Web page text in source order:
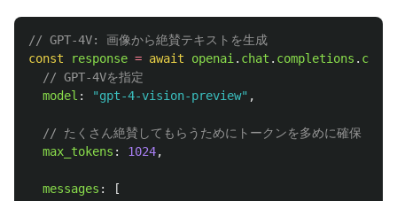
// GPT-4V: 画像から絶賛テキストを生成
const
response = await openai . chat . completions .
// GPT-4Vを指定
model : "gpt-4-vision-preview" ,
// たくさん絶賛してもらうためにトークンを多めに確保
max_tokens : 1024,
messages :
[